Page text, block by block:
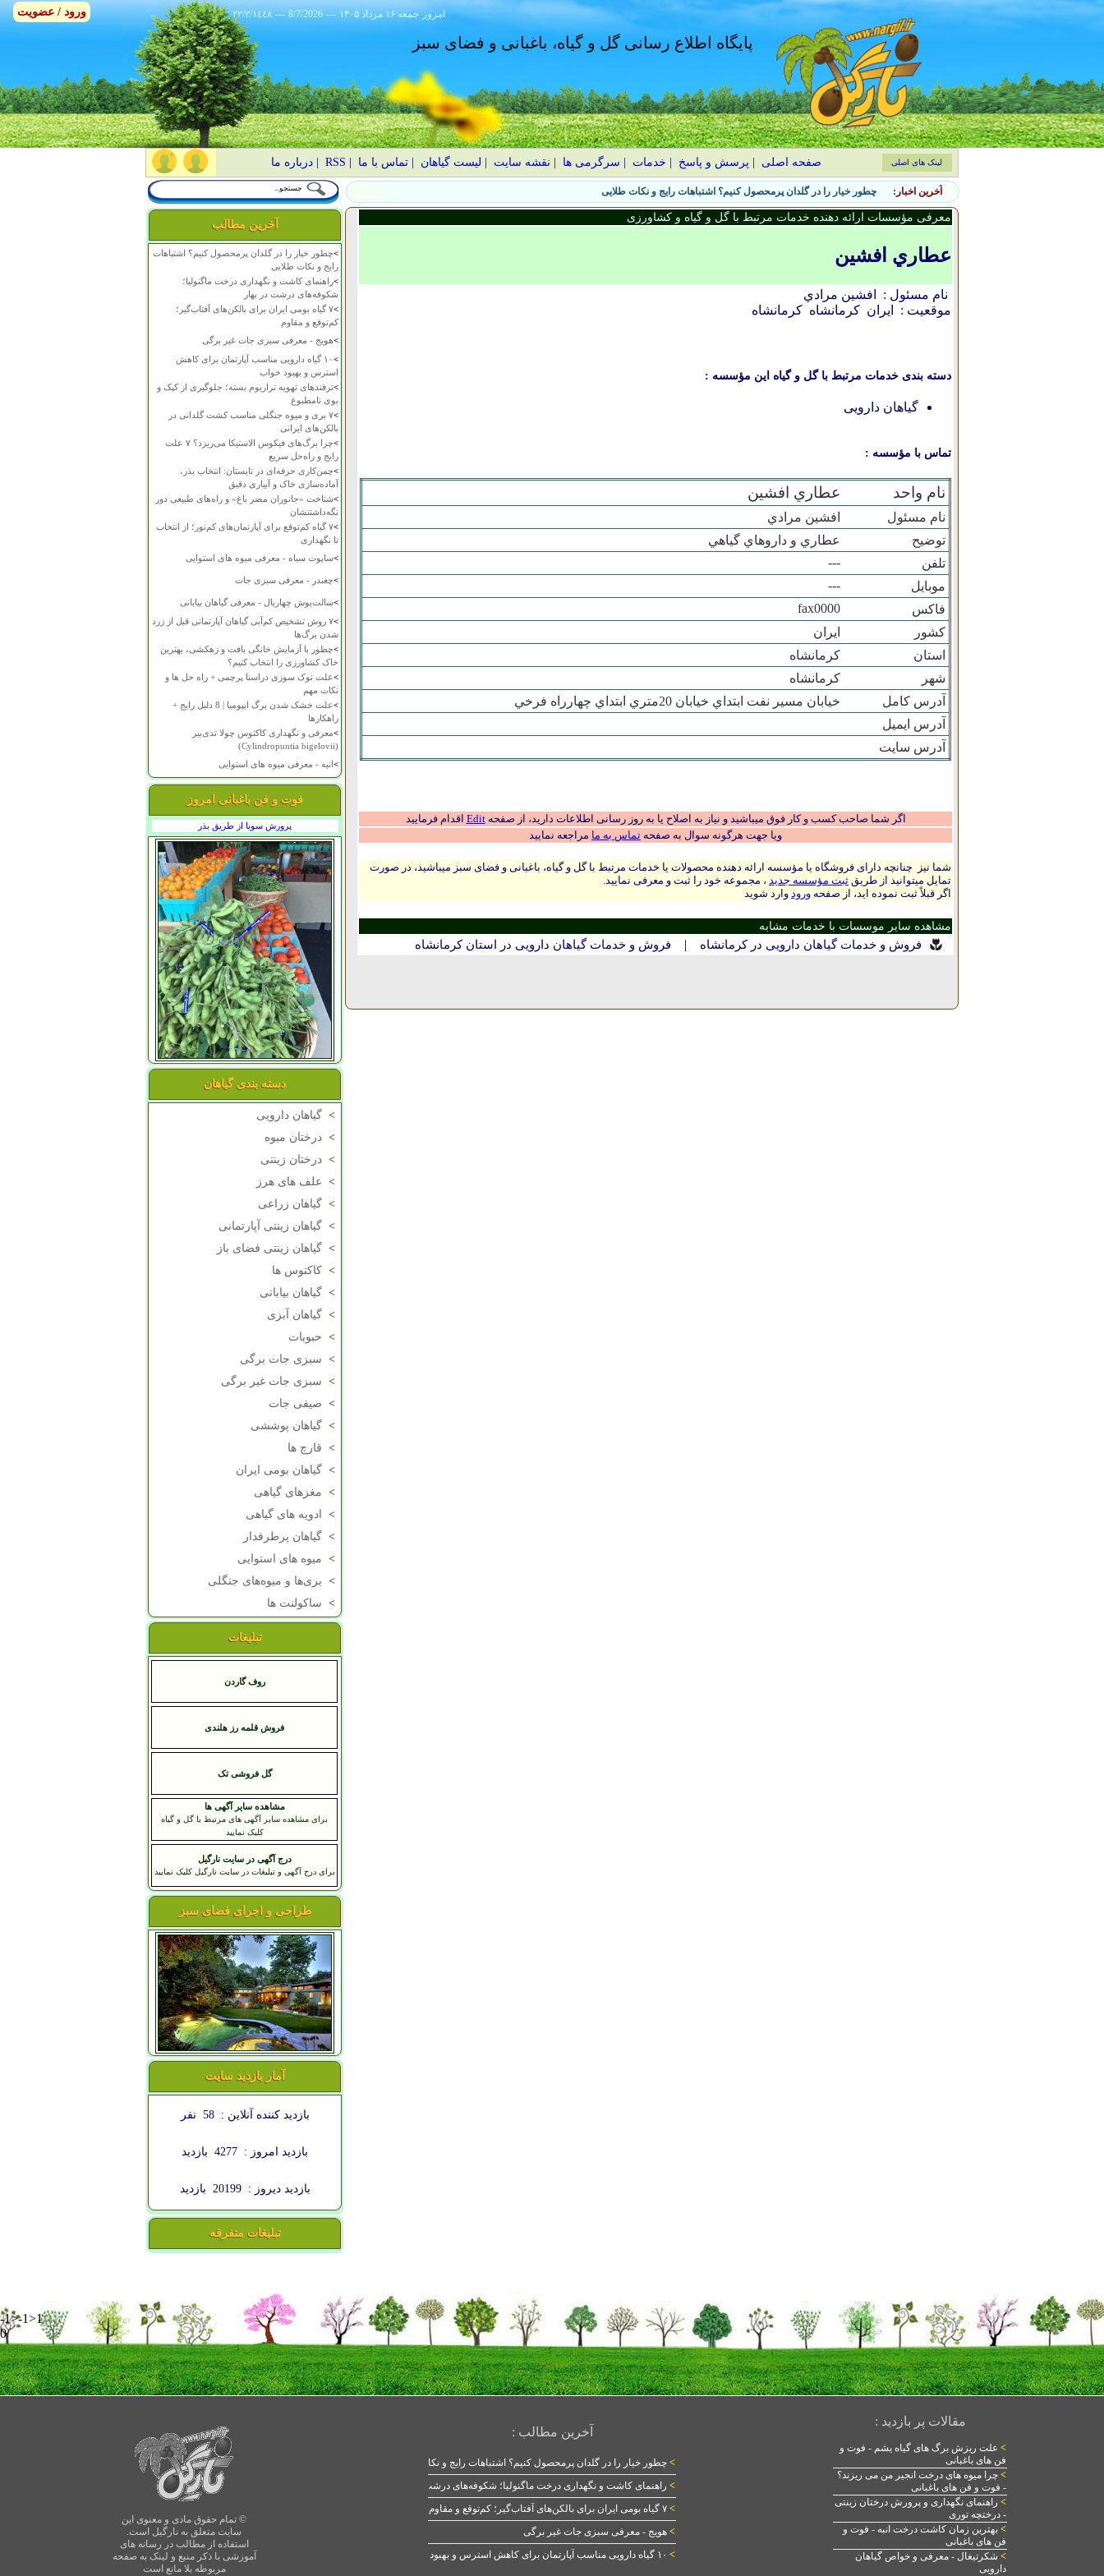
٢٢/٢/١٤٤٨ --- 8/7/2026 --- ۱۴۰۵ جمعه ۱۶ مرداد امروز
پایگاه اطلاع رسانی گل و گیاه، باغبانی و فضای سبز
صفحه اصلی پرسش و پاسخ خدمات سرگرمی ها نقشه سایت لیست گیاهان |تماس با ما RSS
|درباره ما لینک های اصلی
آخرین اخبار: چطور خیار را در گلدان پرمحصول کنیم؟ اشتباهات رایج و نکات طلایی
آخرین مطالب
>چطور خیار را در گلدان پرمحصول کنیم؟ اشتباهات
رایج و نکات طلایی
>راهنمای کاشت و نگهداری درخت ماگنولیا؛
شکوفه‌های درشت در بهار
>
۷ گیاه بومی ایران برای بالکن‌های آفتاب‌گیر؛
کم‌توقع و مقاوم
>هویج - معرفی سبزی جات غیر برگی
>
۱۰ گیاه دارویی مناسب آپارتمان برای کاهش
استرس و بهبود خواب
>ترفندهای تهویه تراریوم بسته؛ جلوگیری از کپک و
بوی نامطبوع
>
۷ بری و میوه جنگلی مناسب کشت گلدانی در
بالکن‌های ایرانی
>
چرا برگ‌های فیکوس الاستیکا می‌ریزد؟ ۷ علت
رایج و راه‌حل سریع
>چمن‌کاری حرفه‌ای در تابستان: انتخاب بذر،
آماده‌سازی خاک و آبیاری دقیق
>شناخت «جانوران مضر باغ» و راه‌های طبیعی دور
نگه‌داشتنشان
>
۷ گیاه کم‌توقع برای آپارتمان‌های کم‌نور؛ از انتخاب
تا نگهداری
>ساپوت سیاه - معرفی میوه های استوایی
>چغندر - معرفی سبزی جات
>سالت‌بوش چهاربال - معرفی گیاهان بیابانی
>
۷ روش تشخیص کم‌آبی گیاهان آپارتمانی قبل از زرد
شدن برگ‌ها
>چطور با آزمایش خانگی بافت و زهکشی، بهترین
خاک کشاورزی را انتخاب کنیم؟
>علت نوک سوزی دراسنا پرچمی + راه حل ها و
نکات مهم
>
علت خشک شدن برگ ایپومیا | 8 دلیل رایج +
راهکارها
>معرفی و نگهداری کاکتوس چولا تدی‌بیر
(Cylindropuntia bigelovii)
>انبه - معرفی میوه های استوایی
فوت و فن باغبانی امروز
پرورش سویا از طریق بذر
دسته بندی گیاهان
> گیاهان دارویی
> درختان میوه
> درختان زینتی
> علف های هرز
> گیاهان زراعی
> گیاهان زینتی آپارتمانی
> گیاهان زینتی فضای باز
> کاکتوس ها
> گیاهان بیابانی
> گیاهان آبزی
> حبوبات
> سبزی جات برگی
> سبزی جات غیر برگی
> صیفی جات
> گیاهان پوششی
> قارچ ها
> گیاهان بومی ایران
> مغزهای گیاهی
>
ادویه های گیاهی
> گیاهان پرطرفدار
> میوه های استوایی
> بری‌ها و میوه‌های جنگلی
> ساکولنت ها
تبلیغات
روف گاردن
فروش قلمه رز هلندی
گل فروشی تک
مشاهده سایر آگهی ها
برای مشاهده سایر آگهی های مرتبط با گل و گیاه
کلیک نمایید
درج آگهی در سایت نارگیل
برای درج آگهی و تبلیغات در سایت نارگیل کلیک نمایید
طراحی و اجرای فضای سبز
آمار بازدید سایت
بازدید کننده آنلاین : 58 نفر
بازدید امروز : 4277 بازدید
بازدید دیروز : 20199 بازدید
تبلیغات متفرقه
معرفی مؤسسات ارائه دهنده خدمات مرتبط با گل و گیاه و کشاورزی
عطاري افشين
نام مسئول :
افشين مرادي
موقعیت :
ایران كرمانشاه کرمانشاه
دسته بندی خدمات مرتبط با گل و گیاه این مؤسسه :
گیاهان دارویی
تماس با مؤسسه :
نام واحد عطاري افشين
نام مسئول
افشين مرادي
توضیح
عطاري و داروهاي گياهي
تلفن
---
موبایل
---
فاکس
fax0000
کشور
ایران
استان
كرمانشاه
شهر
کرمانشاه
آدرس کامل
خيابان مسير نفت ابتداي خيابان 20متري ابتداي چهارراه فرخي
آدرس ایمیل
آدرس سایت
اگر شما صاحب کسب و کار فوق میباشید و نیاز به اصلاح یا به روز رسانی اطلاعات دارید، از صفحهEdit اقدام فرمایید
ویا جهت هرگونه سوال به صفحه تماس به ما مراجعه نمایید
شما نیز چنانچه دارای فروشگاه یا مؤسسه ارائه دهنده محصولات یا خدمات مرتبط با گل و گیاه، باغبانی و فضای سبز میباشید، در صورت
تمایل میتوانید از طریق ثبت مؤسسه جدید ، مجموعه خود را ثبت و معرفی نمایید.
اگر قبلاً ثبت نموده اید، از صفحه ورود وارد شوید
مشاهده سایر موسسات با خدمات مشابه
فروش و خدمات گیاهان دارویی در کرمانشاه | فروش و خدمات گیاهان دارویی در استان كرمانشاه
-1>-1>1
0
© تمام حقوق مادی و معنوی این
سایت متعلق به نارگیل است.
استفاده از مطالب در رسانه های
آموزشی با ذکر منبع و لینک به صفحه
مربوطه بلا مانع است
آخرین مطالب :
> چطور خیار را در گلدان پرمحصول کنیم؟ اشتباهات رایج و نکات طلایی
> راهنمای کاشت و نگهداری درخت ماگنولیا؛ شکوفه‌های درشت در بهار
> ۷ گیاه بومی ایران برای بالکن‌های آفتاب‌گیر؛ کم‌توقع و مقاوم
> هویج - معرفی سبزی جات غیر برگی
> ۱۰ گیاه دارویی مناسب آپارتمان برای کاهش استرس و بهبود خواب
مقالات پر بازدید :
> علت ریزش برگ های گیاه یشم - فوت و
فن های باغبانی
> چرا میوه های درخت انجیر من می ریزند؟
- فوت و فن های باغبانی
> راهنمای نگهداری و پرورش درختان زینتی
- درختچه توری
> بهترین زمان کاشت درخت انبه - فوت و
فن های باغبانی
> شکرتیغال - معرفی و خواص گیاهان
دارویی
ورود / عضویت